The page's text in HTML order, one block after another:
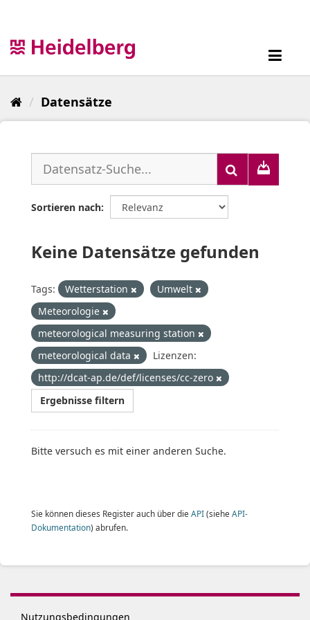
Datensätze
Sortieren nach
Keine Datensätze gefunden
Tags: Wetterstation
Umwelt
Meteorologie
meteorological measuring station
meteorological data
Lizenzen:
http://dcat-ap.de/def/licenses/cc-zero
Ergebnisse filtern
Bitte versuch es mit einer anderen Suche.
Sie können dieses Register auch über die API(siehe API-
Dokumentation) abrufen.
Nutzungsbedingungen